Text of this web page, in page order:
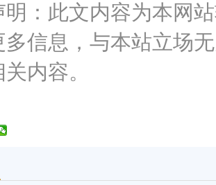
明：此文内容为本网
多信息，与本站立场
内容。